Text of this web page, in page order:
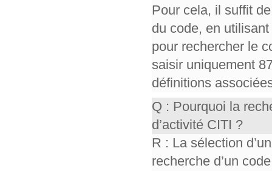
Pour cela, il suffit
du code, en
pour rechercher le
saisir uniquement
définitions
Q : Pourquoi la
d’activité CITI ?
R : La sélection
recherche d’un